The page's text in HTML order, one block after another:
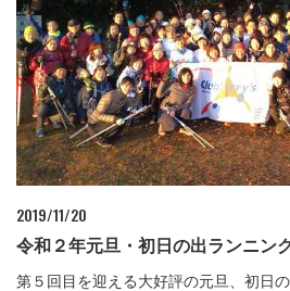
2019/11/20
令和２年元旦・初日の出ランニン
第５回目を迎える大好評の元旦、初日